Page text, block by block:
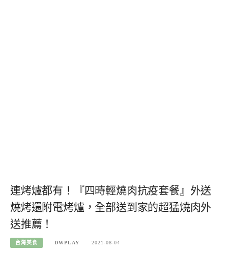
連烤爐都有！『四時輕燒肉抗疫套餐』外送
燒烤還附電烤爐，全部送到家的超猛燒肉外
送推薦！
台灣美食 DWPLAY 2021-08-04